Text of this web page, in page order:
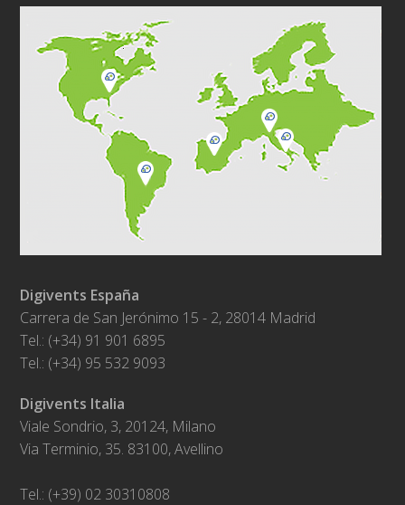
Digivents España
Carrera de San Jerónimo 15 - 2, 28014 Madrid
Tel.: (+34) 91 901 6895
Tel.: (+34) 95 532 9093
Digivents Italia
Viale Sondrio, 3, 20124, Milano
Via Terminio, 35. 83100, Avellino
Tel.: (+39) 02 30310808